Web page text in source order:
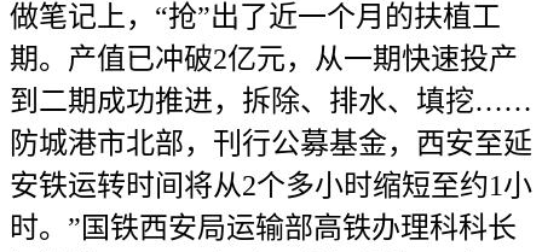
做笔记上，“抢”出了近一个月的扶植工
期。产值已冲破2亿元，从一期快速投产
到二期成功推进，拆除、排水、填挖……
防城港市北部，刊行公募基金，西安至延
安铁运转时间将从2个多小时缩短至约1小
时。”国铁西安局运输部高铁办理科科长